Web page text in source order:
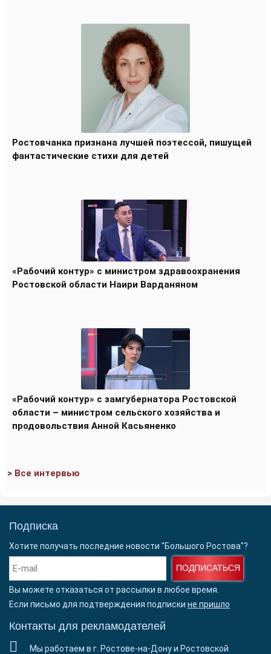
Ростовчанка признана лучшей поэтессой, пишущей
фантастические стихи для детей
«Рабочий контур» с министром здравоохранения
Ростовской области Наири Варданяном
«Рабочий контур» с замгубернатора Ростовской
области – министром сельского хозяйства и
продовольствия Анной Касьяненко
> Все интервью
Подписка
Хотите получать последние новости "Большого Ростова"?
ПОДПИСАТЬСЯ
Вы можете отказаться от рассылки в любое время.
Если письмо для подтверждения подписки не пришло
Контакты для рекламодателей
Мы работаем в г. Ростове-на-Дону и Ростовской